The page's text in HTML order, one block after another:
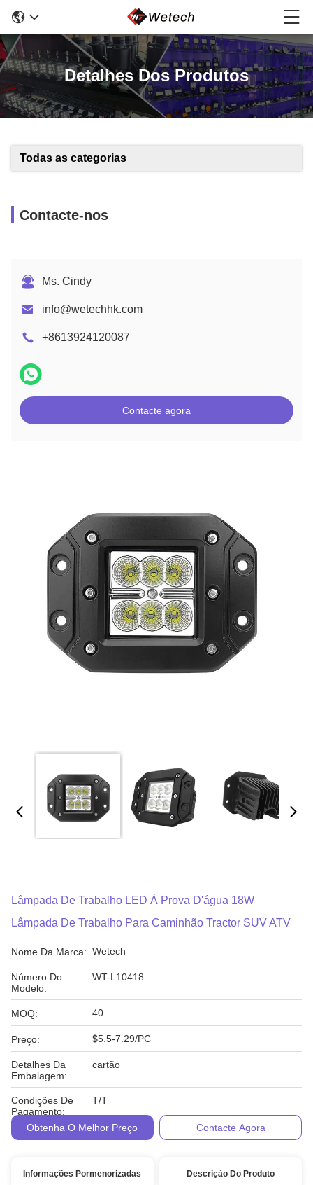
Detalhes Dos Produtos
Todas as categorias
Contacte-nos
Ms. Cindy
info@wetechhk.com
+8613924120087
Contacte agora
Lâmpada De Trabalho LED À Prova D'água 18W
Lâmpada De Trabalho Para Caminhão Tractor SUV ATV
Nome Da Marca: Wetech
Número Do
Modelo:
WT-L10418
MOQ: 40
Preço: $5.5-7.29/PC
Detalhes Da
Embalagem:
cartão
Condições De
Pagamento:
T/T
Obtenha O Melhor Preço Contacte Agora
Informações Pormenorizadas Descrição Do Produto